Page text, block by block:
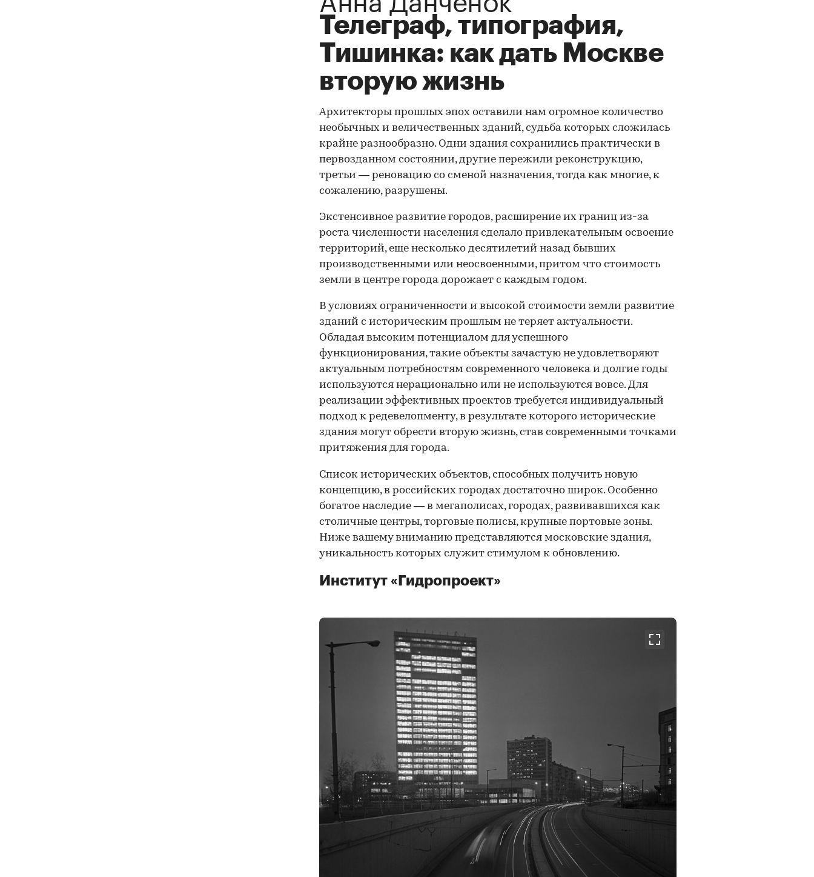
Телеграф, типография,
Тишинка: как дать Москве
вторую жизнь
Архитекторы прошлых эпох оставили нам огромное количество
необычных и величественных зданий, судьба которых сложилась
крайне разнообразно. Одни здания сохранились практически в
первозданном состоянии, другие пережили реконструкцию,
третьи — реновацию со сменой назначения, тогда как многие, к
сожалению, разрушены.
Экстенсивное развитие городов, расширение их границ из-за
роста численности населения сделало привлекательным освоение
территорий, еще несколько десятилетий назад бывших
производственными или неосвоенными, притом что стоимость
земли в центре города дорожает с каждым годом.
В условиях ограниченности и высокой стоимости земли развитие
зданий с историческим прошлым не теряет актуальности.
Обладая высоким потенциалом для успешного
функционирования, такие объекты зачастую не удовлетворяют
актуальным потребностям современного человека и долгие годы
используются нерационально или не используются вовсе. Для
реализации эффективных проектов требуется индивидуальный
подход к редевелопменту, в результате которого исторические
здания могут обрести вторую жизнь, став современными точками
притяжения для города.
Список исторических объектов, способных получить новую
концепцию, в российских городах достаточно широк. Особенно
богатое наследие — в мегаполисах, городах, развивавшихся как
столичные центры, торговые полисы, крупные портовые зоны.
Ниже вашему вниманию представляются московские здания,
уникальность которых служит стимулом к обновлению.
Институт «Гидропроект»